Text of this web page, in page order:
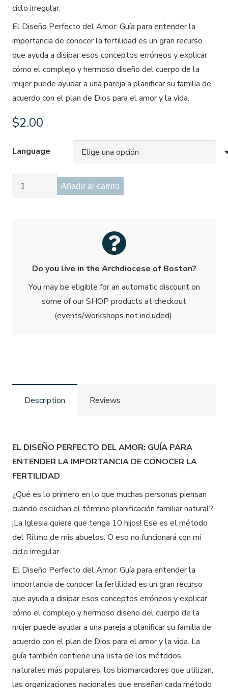
ciclo irregular.
El Diseño Perfecto del Amor: Guía para entender la
importancia de conocer la fertilidad es un gran recurso
que ayuda a disipar esos conceptos erróneos y explicar
cómo el complejo y hermoso diseño del cuerpo de la
mujer puede ayudar a una pareja a planificar su familia de
acuerdo con el plan de Dios para el amor y la vida.
$2.00
Language
Folleto
cantidad
Añadir al carrito
Do you live in the Archdiocese of Boston?
You may be eligible for an automatic discount on
some of our SHOP products at checkout
(events/workshops not included).
Description Reviews
EL DISEÑO PERFECTO DEL AMOR: GUÍA PARA
ENTENDER LA IMPORTANCIA DE CONOCER LA
FERTILIDAD
¿Qué es lo primero en lo que muchas personas piensan
cuando escuchan el término planificación familiar natural?
¡La Iglesia quiere que tenga 10 hijos! Ese es el método
del Ritmo de mis abuelos. O eso no funcionará con mi
ciclo irregular.
El Diseño Perfecto del Amor: Guía para entender la
importancia de conocer la fertilidad es un gran recurso
que ayuda a disipar esos conceptos erróneos y explicar
cómo el complejo y hermoso diseño del cuerpo de la
mujer puede ayudar a una pareja a planificar su familia de
acuerdo con el plan de Dios para el amor y la vida. La
guía también contiene una lista de los métodos
naturales más populares, los biomarcadores que utilizan,
las organizaciones nacionales que enseñan cada método